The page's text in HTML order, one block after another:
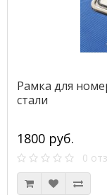
Рамка для
стали
1800 руб.
0